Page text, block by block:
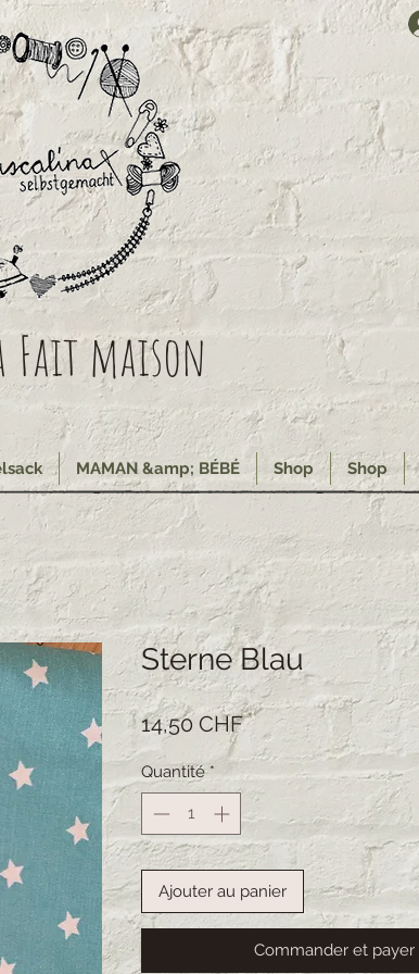
Fait maison
MAMAN &amp; BÉBÉ Shop Shop
Sterne Blau
14,50 CHFPrix
Quantité *
Ajouter au panier
Commander et payer